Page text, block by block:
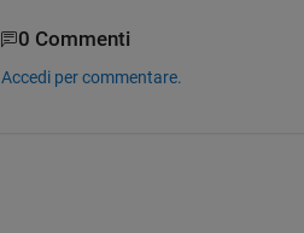
0 Commenti
Accedi per commentare.